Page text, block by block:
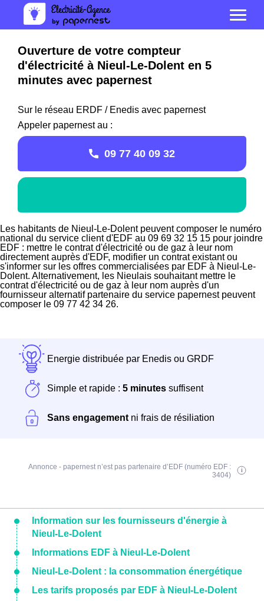
Ouverture de votre compteur
d'électricité à Nieul-Le-Dolent en 5
minutes avec papernest
Sur le réseau ERDF / Enedis avec papernest
Appeler papernest au :
09 77 40 09 32
Les habitants de Nieul-Le-Dolent peuvent composer le numéro
national du service client d'EDF au 09 69 32 15 15 pour joindre
EDF : mettre le contrat d'électricité ou de gaz à leur nom
directement auprès d'EDF, modifier un contrat existant ou
s'informer sur les offres commercialisées par EDF à Nieul-Le-
Dolent. Alternativement, les Nieulais souhaitant mettre le
contrat d'électricité ou de gaz à leur nom auprès d'un
fournisseur alternatif partenaire du service papernest peuvent
composer le 09 77 42 34 26.
Energie distribuée par Enedis ou GRDF
Simple et rapide : 5 minutes suffisent
Sans engagement ni frais de résiliation
Annonce - papernest n’est pas partenaire d’EDF (numéro EDF :
3404)
Information sur les fournisseurs d'énergie à
Nieul-Le-Dolent
Informations EDF à Nieul-Le-Dolent
Nieul-Le-Dolent : la consommation énergétique
Les tarifs proposés par EDF à Nieul-Le-Dolent